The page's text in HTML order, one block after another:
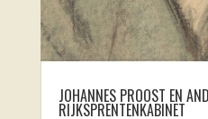
JOHANNES PROOST EN
RIJKSPRENTENKABINET